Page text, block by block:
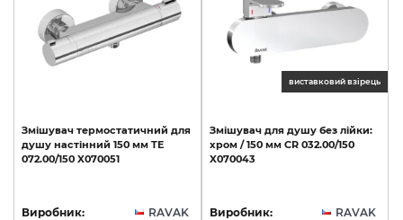
Змішувач термостатичний для
душу настінний 150 мм TE
072.00/150 X070051
Виробник: RAVAK
виставковий взірець
Змішувач для душу без лійки:
хром / 150 мм CR 032.00/150
X070043
Виробник: RAVAK